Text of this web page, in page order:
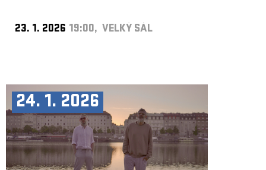
23. 1. 2026 19:00, VELKÝ SÁL
24. 1. 2026